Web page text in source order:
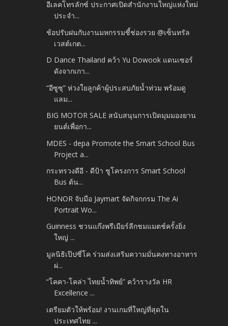
อีเลคโทรลักซ์ ประกาศเปิดสำนักงานใหญ่แห่งใหม่
ประจำ...
ช้อปรับฝนกับงานมหกรรมชี้ช่องรวย @เซ็นทรัล
เวสต์เกต...
D Dance Thailand คว้า Yu Dowook แดนเซอร์
ดังจากเกา...
“อีซูซุ” ห่วงใยลูกค้าผู้ประสบภัยน้ำท่วม พร้อมดู
แลม...
BIG MOTOR SALE สนับสนุนการเปิดมุมมองยาน
ยนต์เพื่อกา...
MDES - depa Promote the Smart School Bus
Project a...
กระทรวงดีอี - ดีป้า ชูโครงการ Smart School
Bus ต้น...
HONOR จับมือ Jaymart จัดกิจกกรม The Ai
Portrait Wo...
Guinness ชวนแก๊งพรีเมียร์ลีกชมแมตช์ครั้งยิ่ง
ใหญ่ ...
มูลนิธิเป๊ปซี่โค ร่วมส่งเสริมความมั่นคงทางอาหาร
ผ่...
“โคคา-โคล่า ไทยน้ำทิพย์” คว้ารางวัล HR
Excellence ...
เตรียมตัวให้พร้อม! งานเกมที่ใหญ่ที่สุดใน
ประเทศไทย ...